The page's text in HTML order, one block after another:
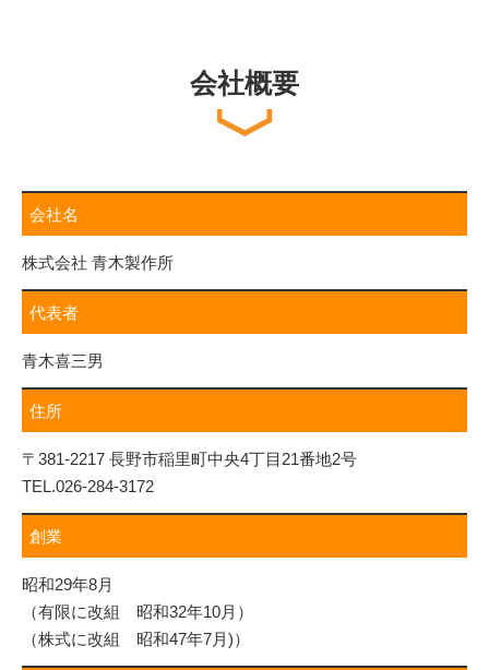
会社概要
会社名
株式会社 青木製作所
代表者
青木喜三男
住所
〒381-2217 長野市稲里町中央4丁目21番地2号
TEL.026-284-3172
創業
昭和29年8月
（有限に改組 昭和32年10月）
（株式に改組 昭和47年7月)）